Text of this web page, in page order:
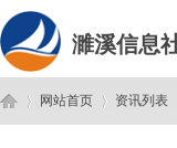
濉溪信息
网站首页 资讯列表